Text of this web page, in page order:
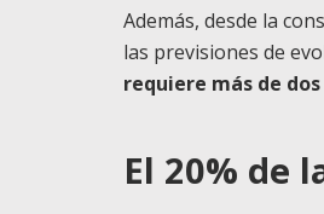
Además, desde la
las previsiones de
requiere más de
El 20% de